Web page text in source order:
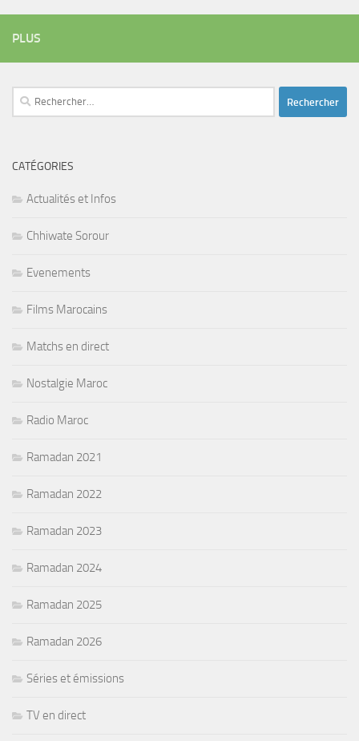
PLUS
Rechercher :
CATÉGORIES
Actualités et Infos
Chhiwate Sorour
Evenements
Films Marocains
Matchs en direct
Nostalgie Maroc
Radio Maroc
Ramadan 2021
Ramadan 2022
Ramadan 2023
Ramadan 2024
Ramadan 2025
Ramadan 2026
Séries et émissions
TV en direct